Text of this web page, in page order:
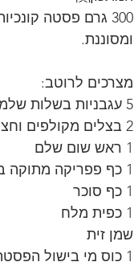
ומסוננת.
מצרכים לרוטב:
5 עגבניות בשלות שלמות
2 בצלים מקולפים וחצויים ל-4
1 ראש שום שלם
1 כף פפריקה מתוקה בשמן
1 כף סוכר
1 כפית מלח
שמן זית
1 כוס מי בישול הפסטה.